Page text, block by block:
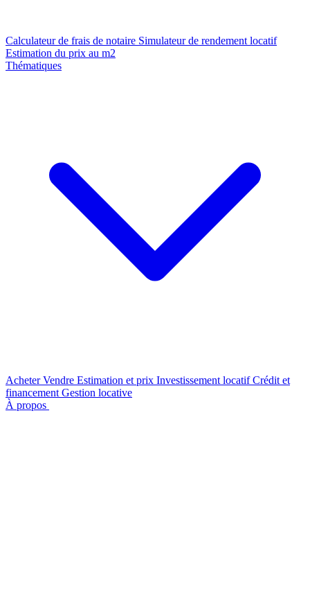
Calculateur de frais de notaire Simulateur de rendement locatif
Estimation du prix au m2
Thématiques
AcheterVendre Estimation et prix Investissement locatifCrédit et
financement Gestion locative
À propos